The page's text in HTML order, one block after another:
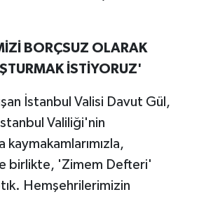
BORÇSUZ OLARAK
İSTİYORUZ'
İstanbul Valisi Davut Gül,
Valiliği'nin
birlikte, 'Zimem Defteri'
Hemşehrilerimizin